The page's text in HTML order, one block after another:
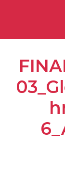
inhoud